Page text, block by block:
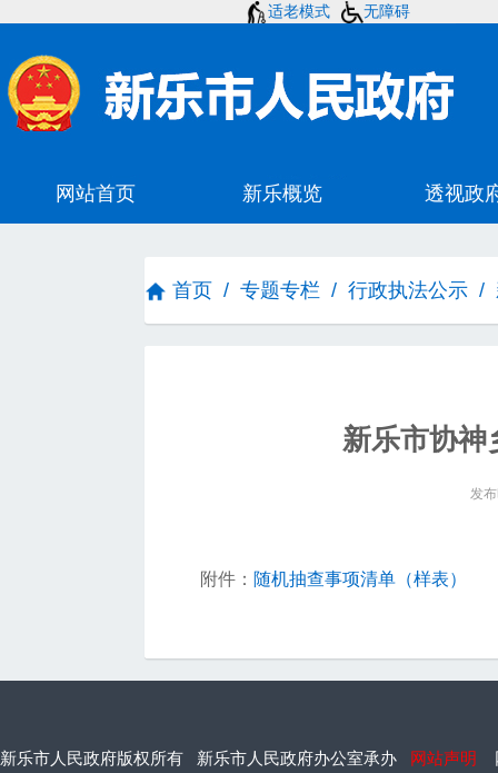
适老模式 无障碍
首页 / 专题专栏 / 行政执法公示 /
新乐市协神
发
附件： 随机抽查事项清单（样表）